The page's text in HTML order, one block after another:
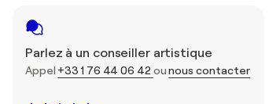
Parlez à un conseiller artistique
Appel +33 1 76 44 06 42 ounous contacter